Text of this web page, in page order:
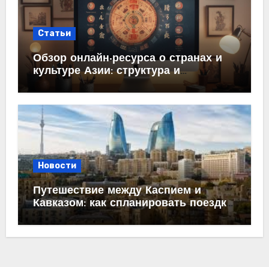
Статьи
Обзор онлайн-ресурса о странах и
культуре Азии: структура и
содержание
Новости
Путешествие между Каспием и
Кавказом: как спланировать поездку
из Махачкалы в Баку